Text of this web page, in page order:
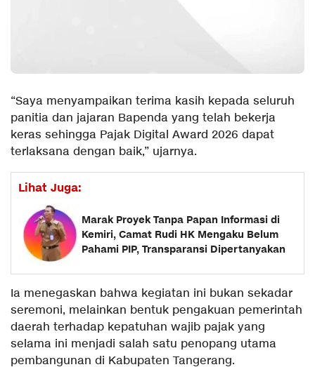
“Saya menyampaikan terima kasih kepada seluruh
panitia dan jajaran Bapenda yang telah bekerja
keras sehingga Pajak Digital Award 2026 dapat
terlaksana dengan baik,” ujarnya.
Lihat Juga:
Marak Proyek Tanpa Papan Informasi di
Kemiri, Camat Rudi HK Mengaku Belum
Pahami PIP, Transparansi Dipertanyakan
Ia menegaskan bahwa kegiatan ini bukan sekadar
seremoni, melainkan bentuk pengakuan pemerintah
daerah terhadap kepatuhan wajib pajak yang
selama ini menjadi salah satu penopang utama
pembangunan di Kabupaten Tangerang.